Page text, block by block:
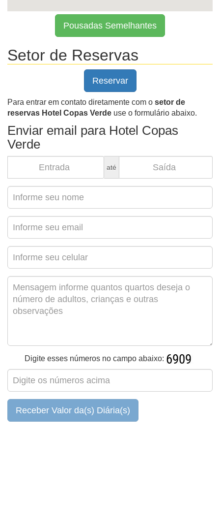
Pousadas Semelhantes
Setor de Reservas
Reservar
Para entrar em contato diretamente com o setor de
reservas Hotel Copas Verde use o formulário abaixo.
Enviar email para Hotel Copas
Verde
até
Digite esses números no campo abaixo:
Receber Valor da(s) Diária(s)